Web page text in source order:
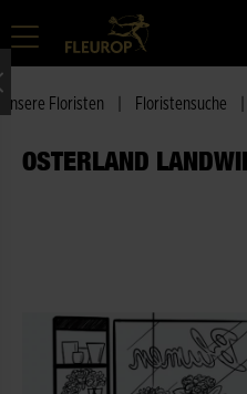
Unsere Floristen Floristensuche
OSTERLAND